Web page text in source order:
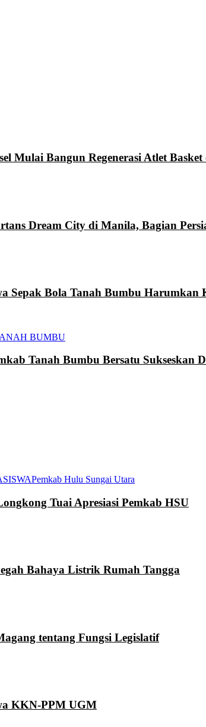
Mulai Bangun Regenerasi Atlet
Dream City di Manila, Bagian
Sepak Bola Tanah Bumbu Harumkan
BUMBU
Tanah Bumbu Bersatu Sukseskan
Pemkab Hulu Sungai Utara
Tuai Apresiasi Pemkab HSU
Bahaya Listrik Rumah Tangga
tentang Fungsi Legislatif
KKN-PPM UGM